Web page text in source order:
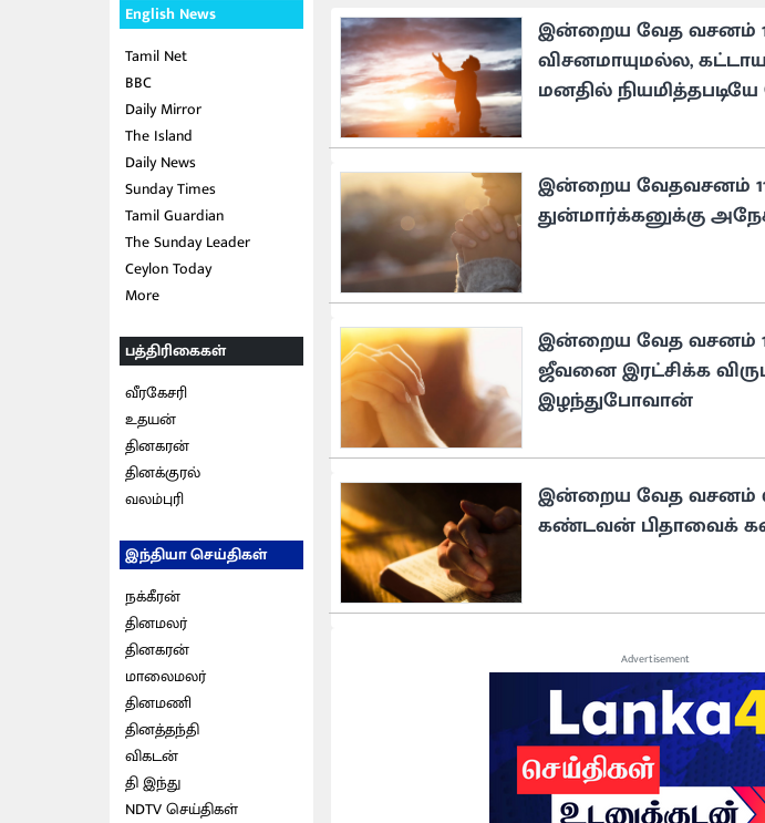
English News
Tamil Net
BBC
Daily Mirror
The Island
Daily News
Sunday Times
Tamil Guardian
The Sunday Leader
Ceylon Today
More
பத்திரிகைகள்
வீரகேசரி
உதயன்
தினகரன்
தினக்குரல்
வலம்புரி
இந்தியா செய்திகள்
நக்கீரன்
தினமலர்
தினகரன்
மாலைமலர்
தினமணி
தினத்தந்தி
விகடன்
தி இந்து
NDTV செய்திகள்
இன்றைய வேத வசனம்
விசனமாயுமல்ல,
மனதில்
இன்றைய வேதவசனம்
துன்மார்க்கனுக்கு
இன்றைய வேத வசனம்
ஜீவனை இரட்சிக்க
இழந்துபோவான்
இன்றைய வேத வசனம்
கண்டவன் பிதாவைக்
Advertisement